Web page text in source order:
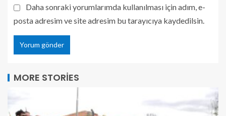
Daha sonraki yorumlarımda kullanılması için adım, e-
posta adresim ve site adresim bu tarayıcıya kaydedilsin.
MORE STORIES